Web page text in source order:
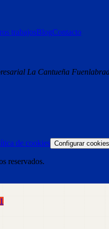
trabajosBlogContacto
La Cantueña
de cookies Configurar cookies
reservados.